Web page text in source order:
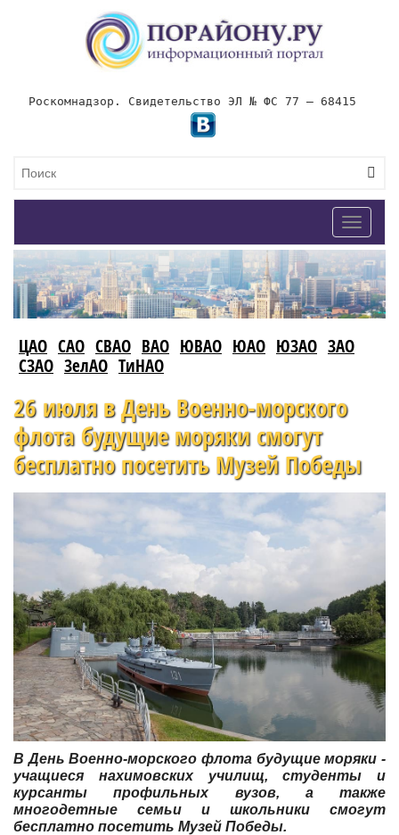
Роскомнадзор. Свидетельство ЭЛ № ФС 77 – 68415
Toggle
ЦАО САО СВАО ВАО ЮВАО ЮАО ЮЗАО ЗАО
СЗАО ЗелАО ТиНАО
26 июля в День Военно-морского
флота будущие моряки смогут
бесплатно посетить Музей Победы
В День Военно-морского флота будущие моряки -
учащиеся нахимовских училищ, студенты и
курсанты профильных вузов, а также
многодетные семьи и школьники смогут
бесплатно посетить Музей Победы.